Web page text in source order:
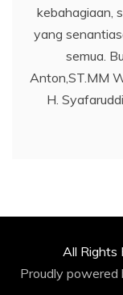
kebahagiaan,
yang
semua.
Anton,ST.MM
H.
All Rights
Proudly powered